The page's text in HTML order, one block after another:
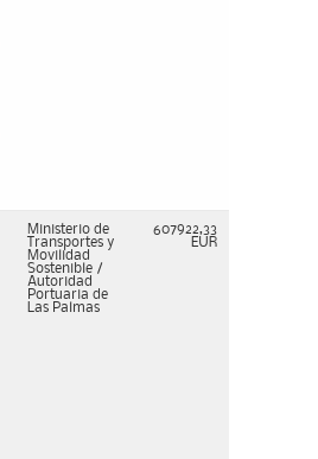
Ministerio de
Transportes y
Movilidad
Sostenible /
Autoridad
Portuaria de
Las Palmas
607922,33
EUR